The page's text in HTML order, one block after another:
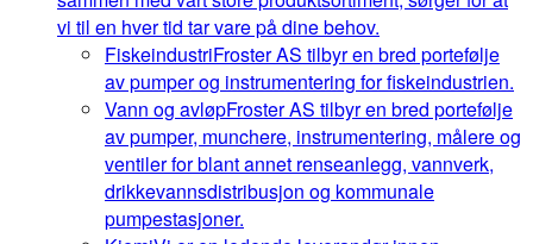
vi til en hver tid tar vare på dine behov.
FiskeindustriFroster AS tilbyr en bred portefølje
av pumper og instrumentering for fiskeindustrien.
Vann og avløpFroster AS tilbyr en bred portefølje
av pumper, munchere, instrumentering, målere og
ventiler for blant annet renseanlegg, vannverk,
drikkevannsdistribusjon og kommunale
pumpestasjoner.